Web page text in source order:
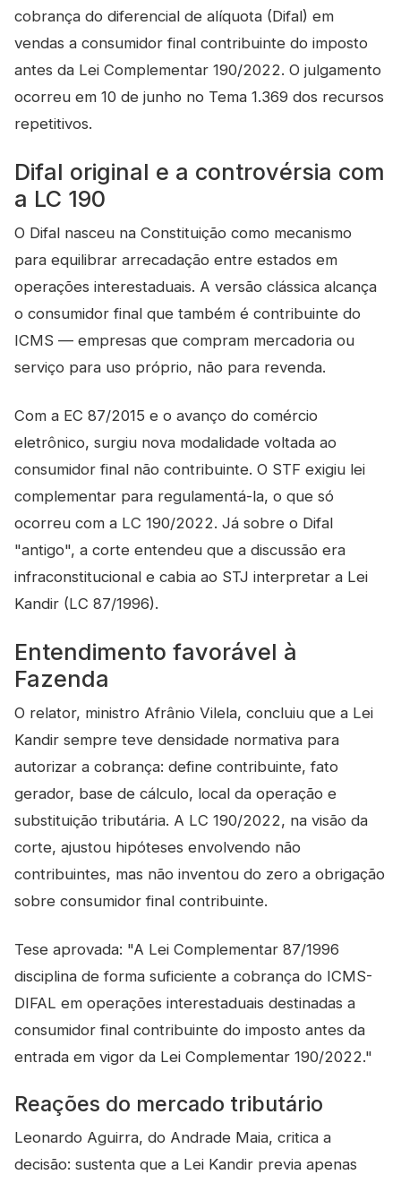
cobrança do diferencial de alíquota (Difal) em
vendas a consumidor final contribuinte do imposto
antes da Lei Complementar 190/2022. O julgamento
ocorreu em 10 de junho no Tema 1.369 dos recursos
repetitivos.
Difal original e a controvérsia com
a LC 190
O Difal nasceu na Constituição como mecanismo
para equilibrar arrecadação entre estados em
operações interestaduais. A versão clássica alcança
o consumidor final que também é contribuinte do
ICMS — empresas que compram mercadoria ou
serviço para uso próprio, não para revenda.
Com a EC 87/2015 e o avanço do comércio
eletrônico, surgiu nova modalidade voltada ao
consumidor final não contribuinte. O STF exigiu lei
complementar para regulamentá-la, o que só
ocorreu com a LC 190/2022. Já sobre o Difal
"antigo", a corte entendeu que a discussão era
infraconstitucional e cabia ao STJ interpretar a Lei
Kandir (LC 87/1996).
Entendimento favorável à
Fazenda
O relator, ministro Afrânio Vilela, concluiu que a Lei
Kandir sempre teve densidade normativa para
autorizar a cobrança: define contribuinte, fato
gerador, base de cálculo, local da operação e
substituição tributária. A LC 190/2022, na visão da
corte, ajustou hipóteses envolvendo não
contribuintes, mas não inventou do zero a obrigação
sobre consumidor final contribuinte.
Tese aprovada: "A Lei Complementar 87/1996
disciplina de forma suficiente a cobrança do ICMS-
DIFAL em operações interestaduais destinadas a
consumidor final contribuinte do imposto antes da
entrada em vigor da Lei Complementar 190/2022."
Reações do mercado tributário
Leonardo Aguirra, do Andrade Maia, critica a
decisão: sustenta que a Lei Kandir previa apenas